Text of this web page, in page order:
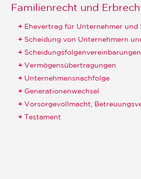
Familienrecht und
Ehevertrag für Unternehmer und
Scheidung von Unternehmern
Scheidungsfolgenvereinbarungen
Vermögensübertragungen
Unternehmensnachfolge
Generationenwechsel
Vorsorgevollmacht,
Testament